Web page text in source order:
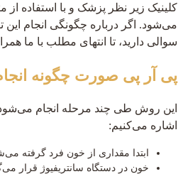
کلینیک زیر نظر پزشک و با استفاده از
می‌شود. اگر درباره چگونگی انجام این
سوالی دارید، تا انتهای مطلب با ما
پی آر پی صورت چگونه
این روش طی چند مرحله انجام می‌شود
اشاره می‌کنیم:
ابتدا مقداری از خون فرد گرفته
خون در دستگاه سانتریفیوژ قرار